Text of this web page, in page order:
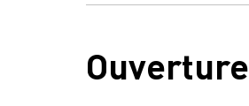
Ouverture